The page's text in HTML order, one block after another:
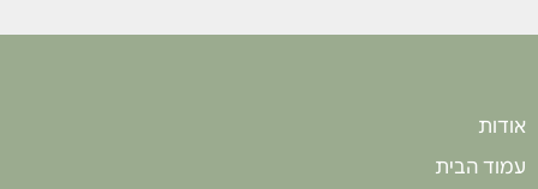
אודות
עמוד הבית